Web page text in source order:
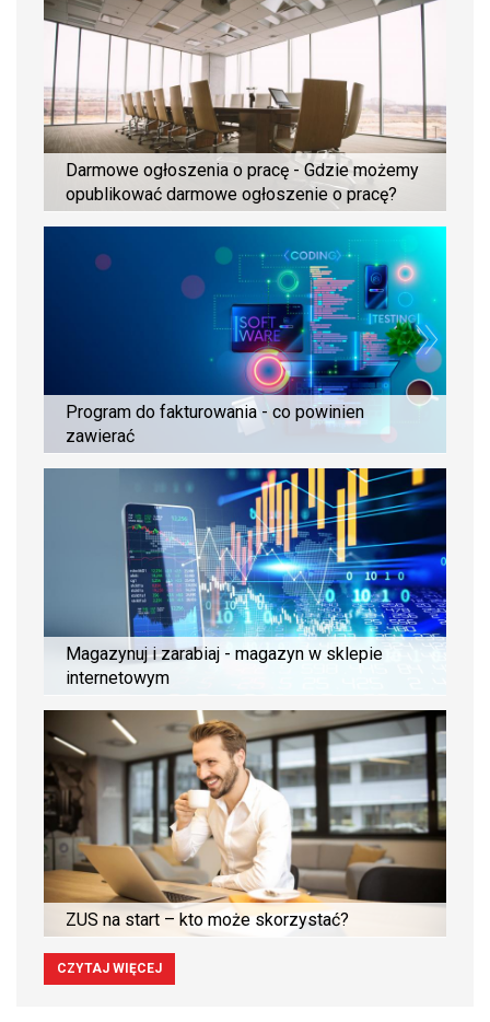
Darmowe ogłoszenia o pracę - Gdzie możemy
opublikować darmowe ogłoszenie o pracę?
Program do fakturowania - co powinien
zawierać
Magazynuj i zarabiaj - magazyn w sklepie
internetowym
ZUS na start – kto może skorzystać?
CZYTAJ WIĘCEJ